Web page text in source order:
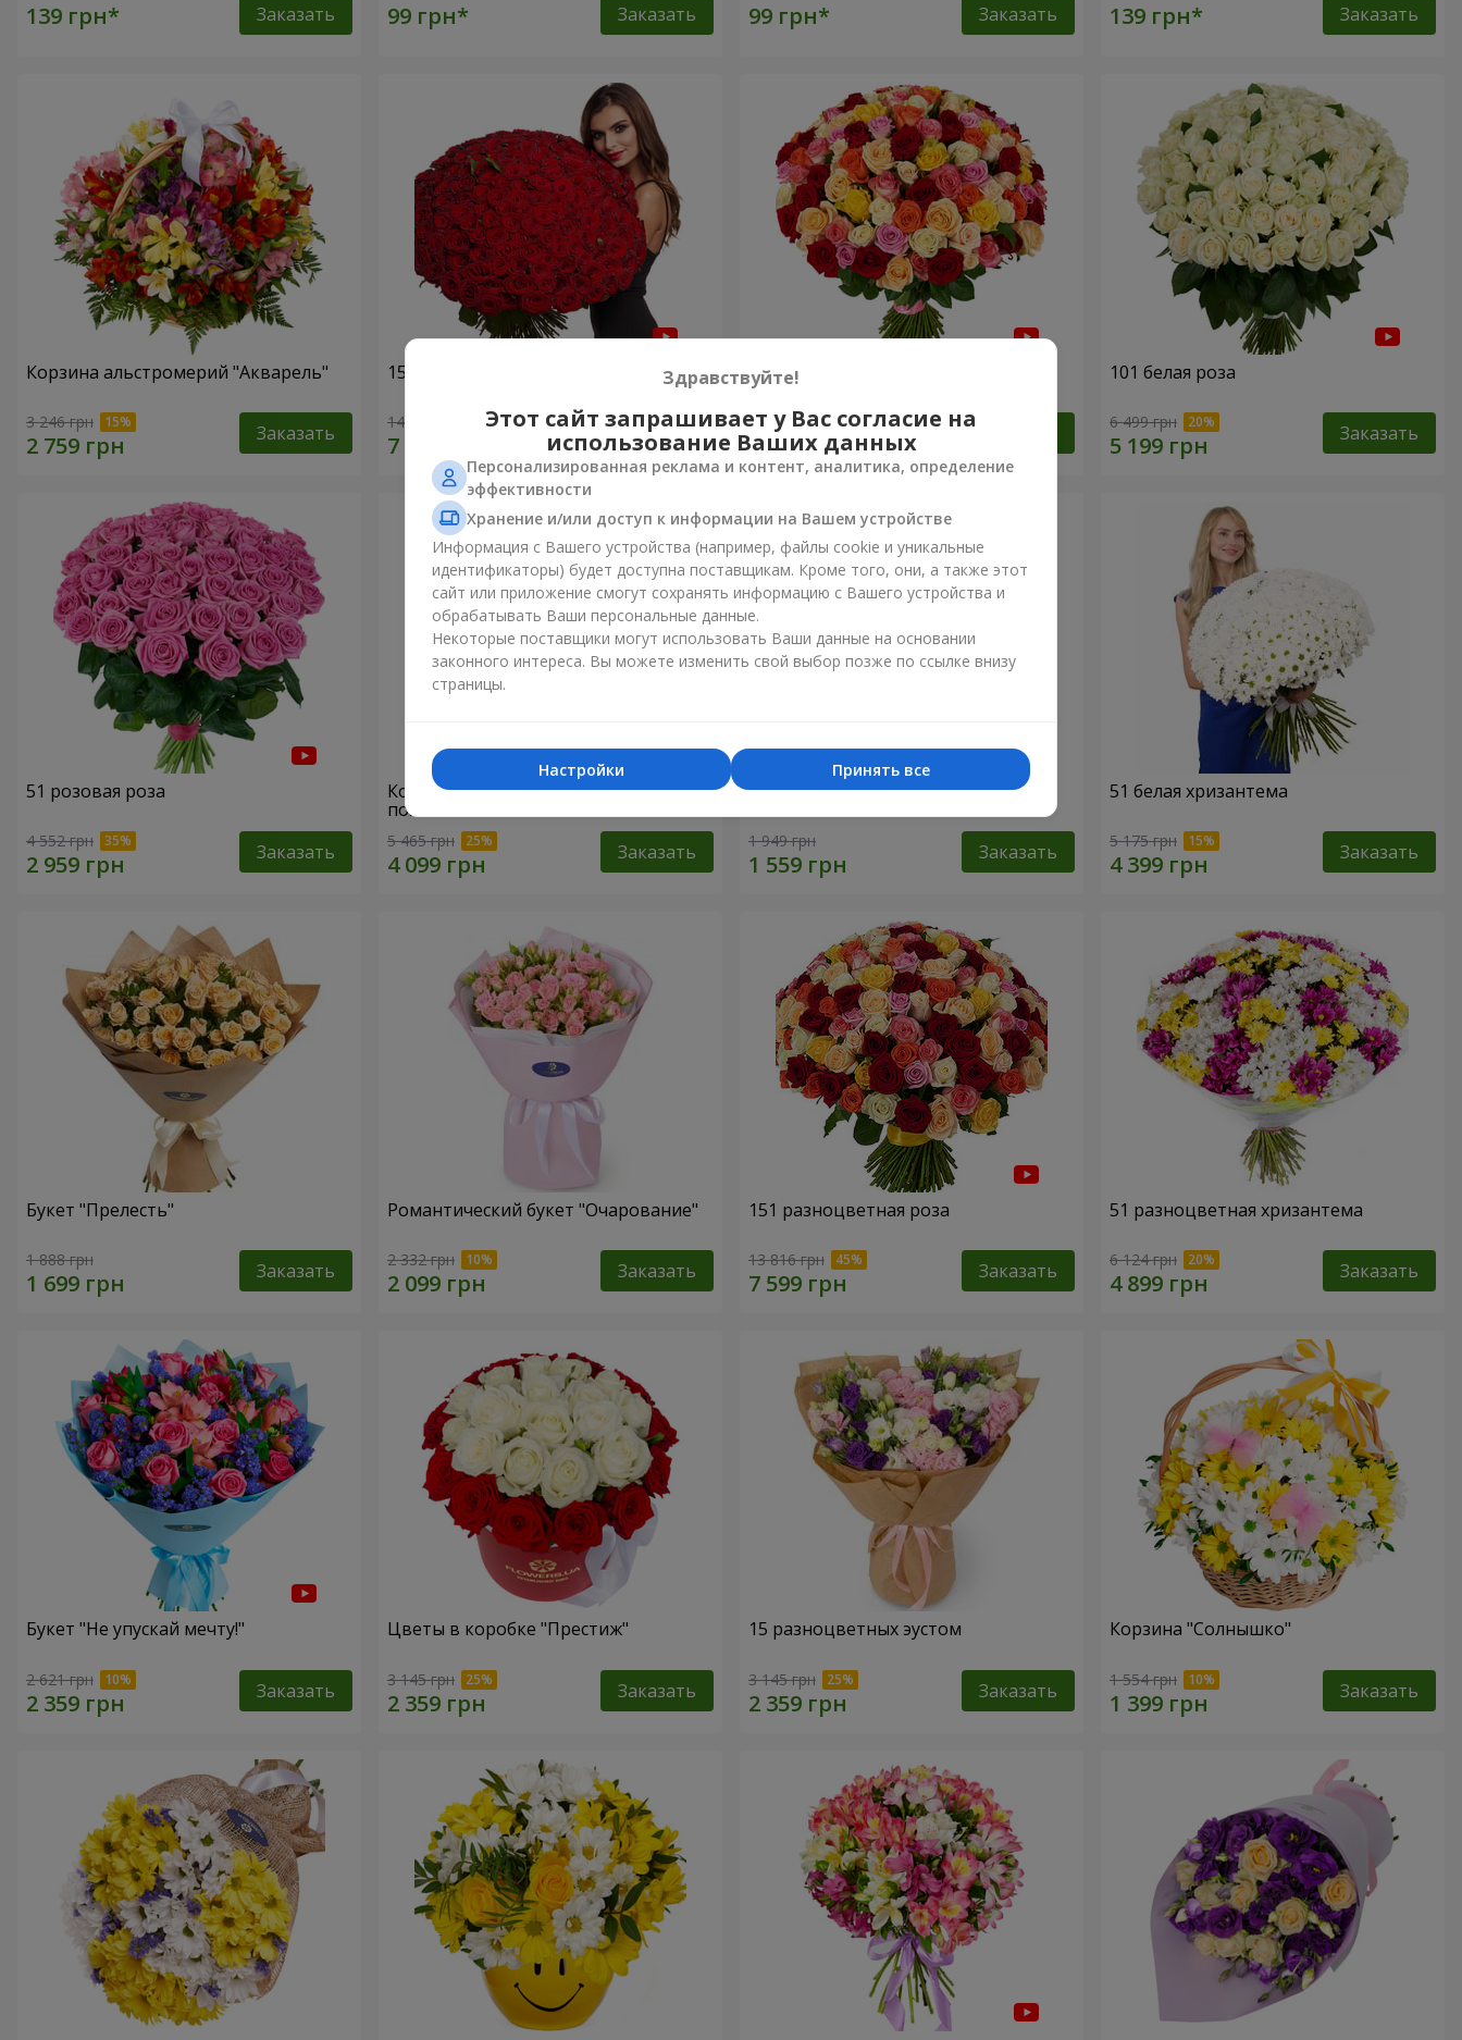
Заказать Заказать Заказать Заказать
Корзина альстромерий "Акварель"
3 246 грн Заказать
151 красная роза
14 289 грн Заказать
101 разноцветная роза
7 845 грн
101 белая роза
6 499 грн Заказать
51 розовая роза
4 552 грн Заказать
Корзина "С наилучшими
пожеланиями!"
5 465 грн Заказать
Корзина "Ангелочек"
1 949 грн Заказать
51 белая хризантема
5 175 грн Заказать
Букет "Прелесть"
1 888 грн Заказать
Романтический букет "Очарование"
2 332 грн Заказать
151 разноцветная роза
13 816 грн Заказать
51 разноцветная хризантема
6 124 грн Заказать
Букет "Не упускай мечту!"
2 621 грн Заказать
Цветы в коробке "Престиж"
3 145 грн Заказать
15 разноцветных эустом
3 145 грн Заказать
Корзина "Солнышко"
1 554 грн Заказать
Здравствуйте!
Этот сайт запрашивает у Вас согласие на
использование Ваших данных
Персонализированная реклама и контент, аналитика, определение
эффективности
Хранение и/или доступ к информации на Вашем устройстве
Информация с Вашего устройства (например, файлы cookie и уникальные
идентификаторы) будет доступна поставщикам. Кроме того, они, а также этот
сайт или приложение смогут сохранять информацию с Вашего устройства и
обрабатывать Ваши персональные данные.
Некоторые поставщики могут использовать Ваши данные на основании
законного интереса. Вы можете изменить свой выбор позже по ссылке внизу
страницы.
Принять все
Настройки